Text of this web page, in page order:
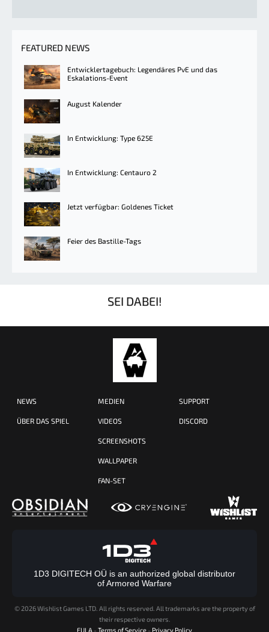
FEATURED NEWS
Entwicklertagebuch: Legendäres PvE und das
Eskalations-Event
August Kalender
In Entwicklung: Type 625E
In Entwicklung: Centauro 2
Jetzt verfügbar: Goldenes Ticket
Feier des Bastille-Tags
SEI DABEI!
NEWS
ÜBER DAS SPIEL
MEDIEN
VIDEOS
SCREENSHOTS
WALLPAPER
FAN-SET
SUPPORT
DISCORD
1D3 DIGITECH OÜ is an authorized global distributor
of Armored Warfare
© 2026 Wishlist Games LTD. All rights reserved. All trademarks are the property of
their respective owners.
EULA - Terms of Service - Privacy Policy